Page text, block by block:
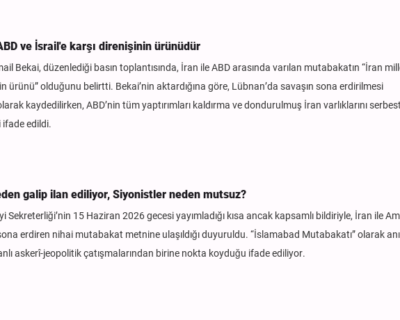
ve İsrail'e karşı direnişinin ürünüdür
Bekai, düzenlediği basın toplantısında, İran ile ABD arasında varılan mutabakatın “İran
ürünü” olduğunu belirtti. Bekai’nin aktardığına göre, Lübnan’da savaşın sona erdirilmesi
kaydedilirken, ABD’nin tüm yaptırımları kaldırma ve dondurulmuş İran varlıklarını serbest
ifade edildi.
galip ilan ediliyor, Siyonistler neden mutsuz?
Sekreterliği’nin 15 Haziran 2026 gecesi yayımladığı kısa ancak kapsamlı bildiriyle, İran ile
erdiren nihai mutabakat metnine ulaşıldığı duyuruldu. “İslamabad Mutabakatı” olarak
askerî-jeopolitik çatışmalarından birine nokta koyduğu ifade ediliyor.